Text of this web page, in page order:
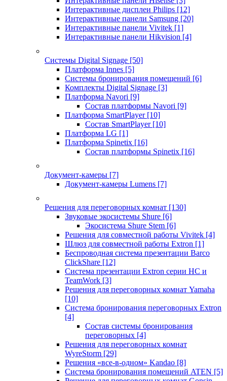
Интерактивные дисплеи Philips [12]
Интерактивные панели Samsung [20]
Интерактивные панели Vivitek [1]
Интерактивные панели Hikvision [4]
Системы Digital Signage [50]
Платформа Innes [5]
Системы бронирования помещений [6]
Комплекты Digital Signage [3]
Платформа Navori [9]
Состав платформы Navori [9]
Платформа SmartPlayer [10]
Состав SmartPlayer [10]
Платформа LG [1]
Платформа Spinetix [16]
Состав платформы Spinetix [16]
Документ-камеры [7]
Документ-камеры Lumens [7]
Решения для переговорных комнат [130]
Звуковые экосистемы Shure [6]
Экосистема Shure Stem [6]
Решения для совместной работы Vivitek [4]
Шлюз для совместной работы Extron [1]
Беспроводная система презентации Barco
ClickShare [12]
Система презентации Extron серии HC и
TeamWork [3]
Решения для переговорных комнат Yamaha
[10]
Система бронирования переговорных Extron
[4]
Состав системы бронирования
переговорных [4]
Решения для переговорных комнат
WyreStorm [29]
Решения «все-в-одном» Kandao [8]
Система бронирования помещений ATEN [5]